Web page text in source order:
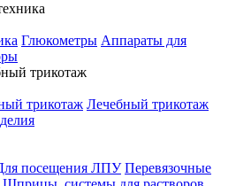
Глюкометры Аппараты для
трикотаж
трикотаж Лечебный трикотаж
посещения ЛПУ Перевязочные